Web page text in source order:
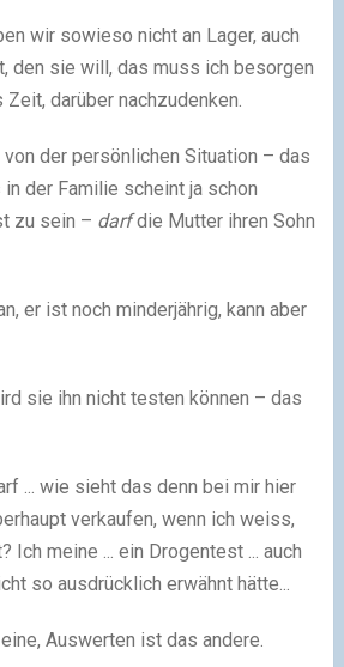
wir sowieso nicht an Lager, auch
den sie will, das muss ich besorgen
Zeit, darüber nachzudenken.
der persönlichen Situation – das
der Familie scheint ja schon
zu sein – darfdie Mutter ihren Sohn
er ist noch minderjährig, kann aber
sie ihn nicht testen können – das
... wie sieht das denn bei mir hier
verkaufen, wenn ich weiss,
Ich meine ... ein Drogentest ... auch
so ausdrücklich erwähnt hätte...
Auswerten ist das andere.